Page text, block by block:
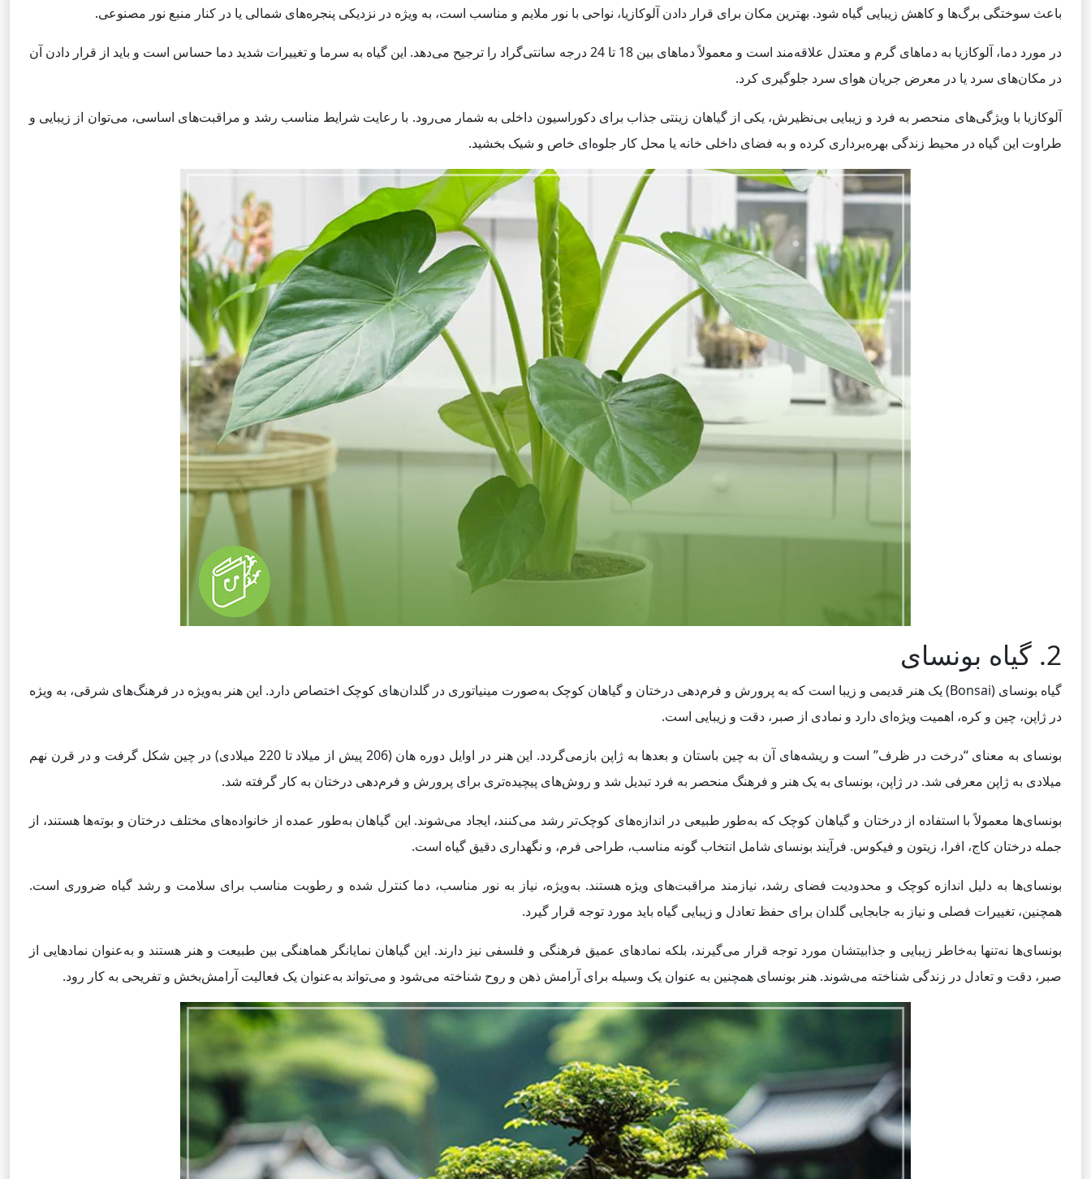
باعث سوختگی برگ‌ها و کاهش زیبایی گیاه شود. بهترین مکان برای قرار دادن آلوکازیا، نواحی با نور ملایم و مناسب است، به ویژه در نزدیکی پنجره‌های شمالی یا در کنار منبع نور مصنوعی.
در مورد دما، آلوکازیا به دماهای گرم و معتدل علاقه‌مند است و معمولاً دماهای بین 18 تا 24 درجه سانتی‌گراد را ترجیح می‌دهد. این گیاه به سرما و تغییرات شدید دما حساس است و باید از قرار دادن آن
در مکان‌های سرد یا در معرض جریان هوای سرد جلوگیری کرد.
آلوکازیا با ویژگی‌های منحصر به فرد و زیبایی بی‌نظیرش، یکی از گیاهان زینتی جذاب برای دکوراسیون داخلی به شمار می‌رود. با رعایت شرایط مناسب رشد و مراقبت‌های اساسی، می‌توان از زیبایی و
طراوت این گیاه در محیط زندگی بهره‌برداری کرده و به فضای داخلی خانه یا محل کار جلوه‌ای خاص و شیک بخشید.
2. گیاه بونسای
گیاه بونسای (Bonsai) یک هنر قدیمی و زیبا است که به پرورش و فرم‌دهی درختان و گیاهان کوچک به‌صورت مینیاتوری در گلدان‌های کوچک اختصاص دارد. این هنر به‌ویژه در فرهنگ‌های شرقی، به ویژه
در ژاپن، چین و کره، اهمیت ویژه‌ای دارد و نمادی از صبر، دقت و زیبایی است.
بونسای به معنای “درخت در ظرف” است و ریشه‌های آن به چین باستان و بعدها به ژاپن بازمی‌گردد. این هنر در اوایل دوره هان (206 پیش از میلاد تا 220 میلادی) در چین شکل گرفت و در قرن نهم
میلادی به ژاپن معرفی شد. در ژاپن، بونسای به یک هنر و فرهنگ منحصر به فرد تبدیل شد و روش‌های پیچیده‌تری برای پرورش و فرم‌دهی درختان به کار گرفته شد.
بونسای‌ها معمولاً با استفاده از درختان و گیاهان کوچک که به‌طور طبیعی در اندازه‌های کوچک‌تر رشد می‌کنند، ایجاد می‌شوند. این گیاهان به‌طور عمده از خانواده‌های مختلف درختان و بوته‌ها هستند، از
جمله درختان کاج، افرا، زیتون و فیکوس. فرآیند بونسای شامل انتخاب گونه مناسب، طراحی فرم، و نگهداری دقیق گیاه است.
بونسای‌ها به دلیل اندازه کوچک و محدودیت فضای رشد، نیازمند مراقبت‌های ویژه هستند. به‌ویژه، نیاز به نور مناسب، دما کنترل شده و رطوبت مناسب برای سلامت و رشد گیاه ضروری است.
همچنین، تغییرات فصلی و نیاز به جابجایی گلدان برای حفظ تعادل و زیبایی گیاه باید مورد توجه قرار گیرد.
بونسای‌ها نه‌تنها به‌خاطر زیبایی و جذابیتشان مورد توجه قرار می‌گیرند، بلکه نمادهای عمیق فرهنگی و فلسفی نیز دارند. این گیاهان نمایانگر هماهنگی بین طبیعت و هنر هستند و به‌عنوان نمادهایی از
صبر، دقت و تعادل در زندگی شناخته می‌شوند. هنر بونسای همچنین به عنوان یک وسیله برای آرامش ذهن و روح شناخته می‌شود و می‌تواند به‌عنوان یک فعالیت آرامش‌بخش و تفریحی به کار رود.